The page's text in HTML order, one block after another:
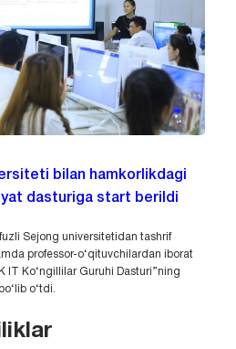
bilan hamkorlikdagi
dasturiga start berildi
Sejong universitetidan tashrif
professor-o‘qituvchilardan iborat
IT Ko‘ngillilar Guruhi Dasturi”ning
o‘tdi.